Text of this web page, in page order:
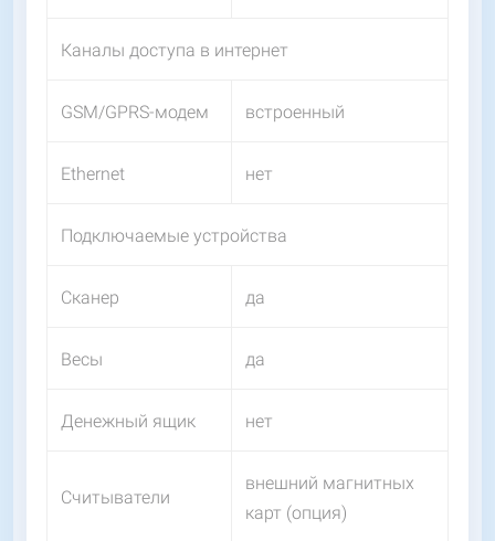
Каналы доступа в интернет
GSM/GPRS-модем встроенный
Ethernet нет
Подключаемые устройства
Сканер да
Весы да
Денежный ящик нет
Считыватели
внешний магнитных
карт (опция)